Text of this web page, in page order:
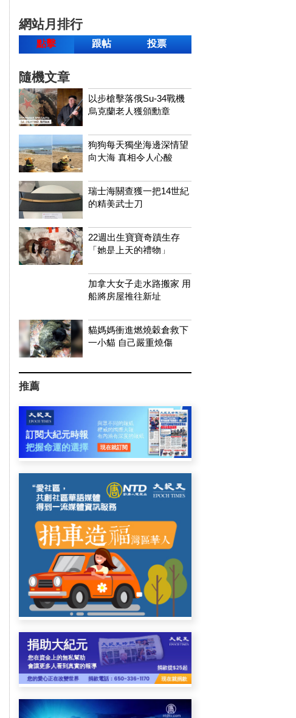
網站月排行
點擊 跟帖 投票
隨機文章
以步槍擊落俄Su-34戰機
烏克蘭老人獲頒勳章
狗狗每天獨坐海邊深情望
向大海 真相令人心酸
瑞士海關查獲一把14世紀
的精美武士刀
22週出生寶寶奇蹟生存
「她是上天的禮物」
加拿大女子走水路搬家 用
船將房屋推往新址
貓媽媽衝進燃燒穀倉救下
一小貓 自己嚴重燒傷
推薦